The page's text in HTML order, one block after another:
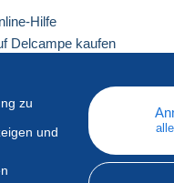
zu
und
Hilfe
Delcampe kaufen
sichere Website